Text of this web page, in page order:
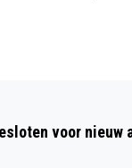
voor nieuw